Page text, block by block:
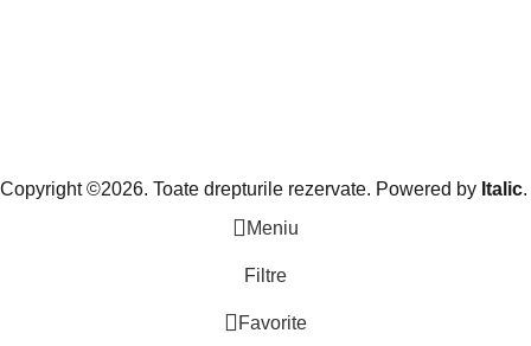
Copyright ©2026. Toate drepturile rezervate. Powered by Italic.
Meniu
Filtre
Favorite